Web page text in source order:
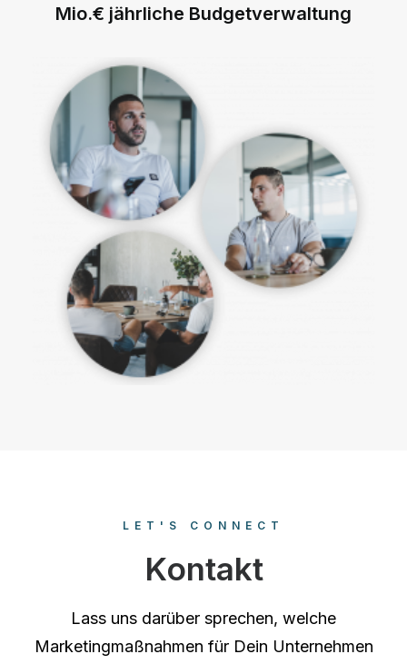
Mio.€ jährliche Budgetverwaltung
LET'S CONNECT
Kontakt
Lass uns darüber sprechen, welche
Marketingmaßnahmen für Dein Unternehmen